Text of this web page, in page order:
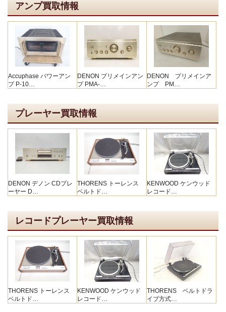
アンプ買取情報
Accuphase パワーアン
プ P-10…
DENON プリメインアン
プ PMA-…
DENON プリメインア
ンプ PM…
プレーヤー買取情報
DENON デノン CDプレ
ーヤー D…
THORENS トーレンス
ベルトド…
KENWOOD ケンウッド
レコード…
レコードプレーヤー買取情報
THORENS トーレンス
ベルトド…
KENWOOD ケンウッド
レコード…
THORENS ベルトドラ
イブ方式…